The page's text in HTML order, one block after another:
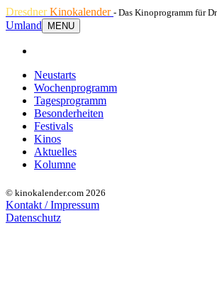
DresdnerKinokalender - Das Kinoprogramm für
Umland
MENU
Neustarts
Wochenprogramm
Tagesprogramm
Besonderheiten
Festivals
Kinos
Aktuelles
Kolumne
© kinokalender.com 2026
Kontakt / Impressum
Datenschutz